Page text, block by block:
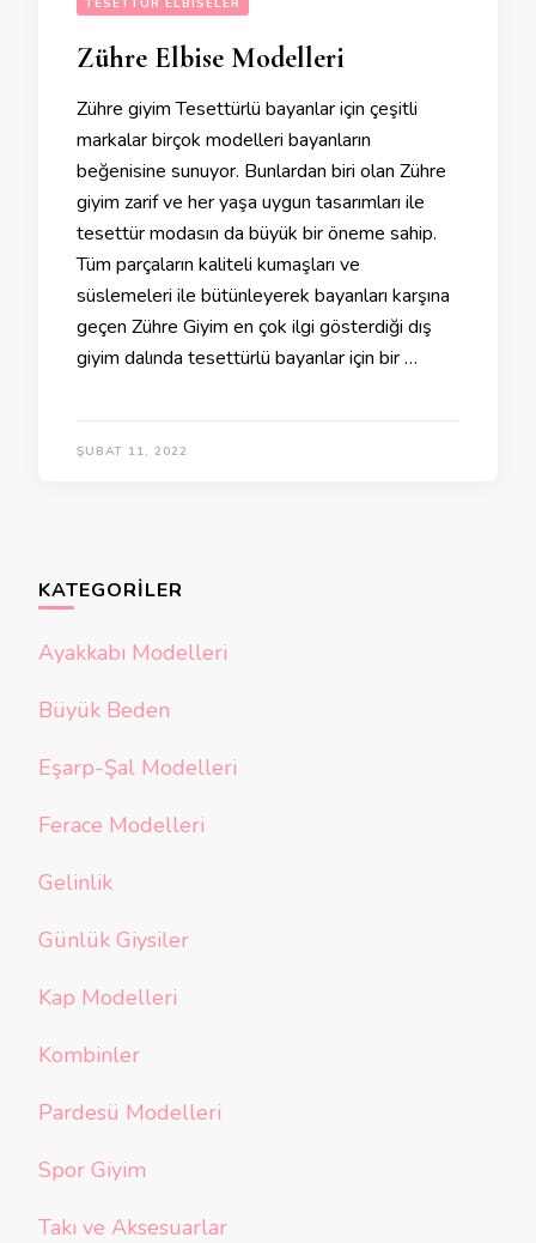
Zühre Elbise Modelleri
Zühre giyim Tesettürlü bayanlar için çeşitli
markalar birçok modelleri bayanların
beğenisine sunuyor. Bunlardan biri olan Zühre
giyim zarif ve her yaşa uygun tasarımları ile
tesettür modasın da büyük bir öneme sahip.
Tüm parçaların kaliteli kumaşları ve
süslemeleri ile bütünleyerek bayanları karşına
geçen Zühre Giyim en çok ilgi gösterdiği dış
giyim dalında tesettürlü bayanlar için bir …
ŞUBAT 11, 2022
KATEGORILER
Ayakkabı Modelleri
Büyük Beden
Eşarp-Şal Modelleri
Ferace Modelleri
Gelinlik
Günlük Giysiler
Kap Modelleri
Kombinler
Pardesü Modelleri
Spor Giyim
Takı ve Aksesuarlar